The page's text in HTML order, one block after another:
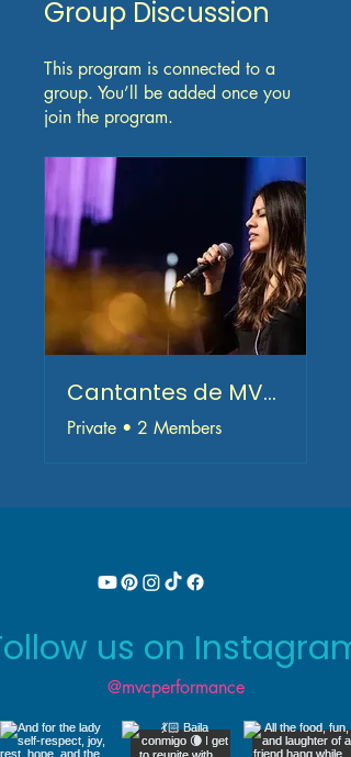
Group Discussion
This program is connected to a
group. You’ll be added once you
join the program.
Cantantes de MVC Performance
Private • 2 Members
us on Instagram
@mvcperformance